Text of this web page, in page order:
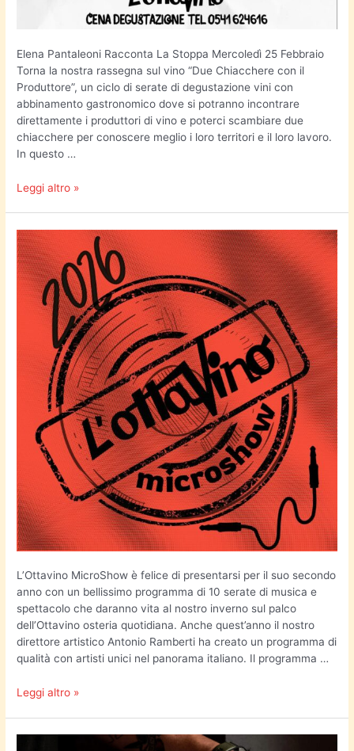
Elena Pantaleoni Racconta La Stoppa Mercoledì 25 Febbraio
Torna la nostra rassegna sul vino “Due Chiacchere con il
Produttore”, un ciclo di serate di degustazione vini con
abbinamento gastronomico dove si potranno incontrare
direttamente i produttori di vino e poterci scambiare due
chiacchere per conoscere meglio i loro territori e il loro lavoro.
In questo …
Leggi altro »
L’Ottavino MicroShow è felice di presentarsi per il suo secondo
anno con un bellissimo programma di 10 serate di musica e
spettacolo che daranno vita al nostro inverno sul palco
dell’Ottavino osteria quotidiana. Anche quest’anno il nostro
direttore artistico Antonio Ramberti ha creato un programma di
qualità con artisti unici nel panorama italiano. Il programma …
Leggi altro »